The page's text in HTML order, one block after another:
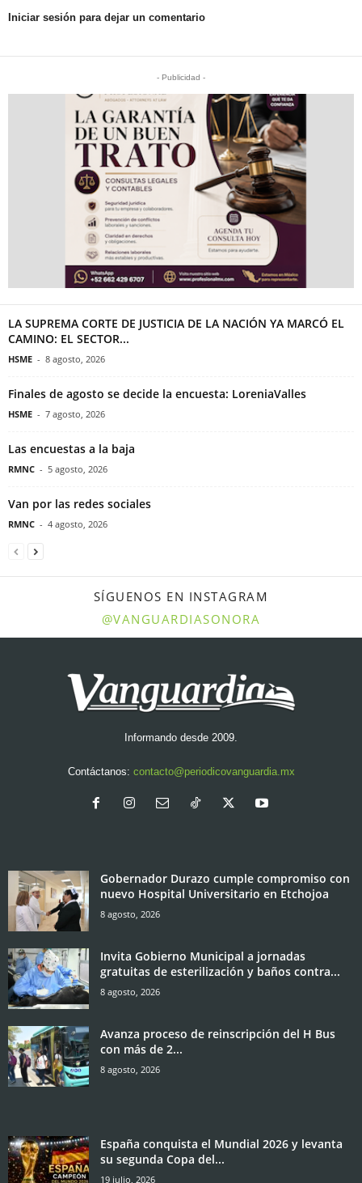
Iniciar sesión para dejar un comentario
- Publicidad -
LA SUPREMA CORTE DE JUSTICIA DE LA NACIÓN YA MARCÓ EL
CAMINO: EL SECTOR...
HSME - 8 agosto, 2026
Finales de agosto se decide la encuesta: LoreniaValles
HSME - 7 agosto, 2026
Las encuestas a la baja
RMNC - 5 agosto, 2026
Van por las redes sociales
RMNC - 4 agosto, 2026
SÍGUENOS EN INSTAGRAM
@VANGUARDIASONORA
Informando desde 2009.
Contáctanos: contacto@periodicovanguardia.mx
Gobernador Durazo cumple compromiso con
nuevo Hospital Universitario en Etchojoa
8 agosto, 2026
Invita Gobierno Municipal a jornadas
gratuitas de esterilización y baños contra...
8 agosto, 2026
Avanza proceso de reinscripción del H Bus
con más de 2...
8 agosto, 2026
España conquista el Mundial 2026 y levanta
su segunda Copa del...
19 julio, 2026